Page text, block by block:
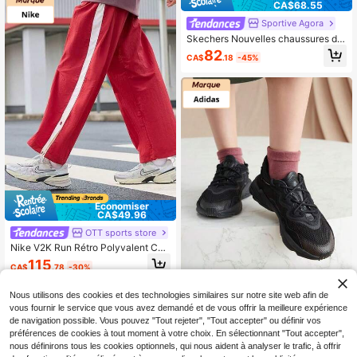
Économiser
CA$49.96
OTT sports store
Nike V2K Run Rétro Polyvalent Con
fortable Chaussures de Course Déc
ontractées à Tige Basse, Hommes,
CA$115.78 -30%
CA$68.55
Sportive Agora
Skechers Nouvelles chaussures de
sport décontractées et rembourrées
pour hommes, style << dad shoes ».
CA$82.18 -45%
OTT sports store
adidas Originals Ozweego Black W
arrior en cuir antidérapant et résista
CA$150.72 -28%
Nous utilisons des cookies et des technologies similaires sur notre site web afin de
vous fournir le service que vous avez demandé et de vous offrir la meilleure expérience
de navigation possible. Vous pouvez "Tout rejeter", "Tout accepter" ou définir vos
préférences de cookies à tout moment à votre choix. En sélectionnant "Tout accepter",
nous définirons tous les cookies optionnels, qui nous aident à analyser le trafic, à offrir